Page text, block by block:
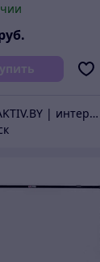
INTERAKTIV.BY | интерактивное оборудование